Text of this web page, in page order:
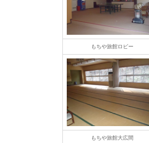
もちや旅館ロビー
もちや旅館大広間